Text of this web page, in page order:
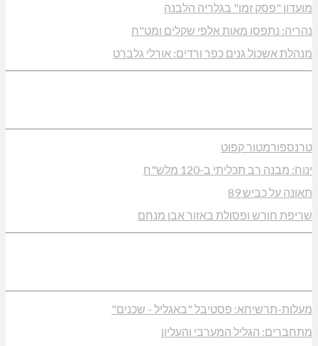
מועדון "פסק זמן" בגלריה הלבנה
נהריה: נתפסו מאות אלפי שקלים ומט"ח
מנהלת אשכול גנים כפר ורדים: אורלי גלברט
טרנספורמטור קפוט
ינוח: מבנה רב תכליתי ב-120 מלש"ח
תאונה על כביש 89
שריפת חורש ופסולת באזור אבן מנחם
מעלות-תרשיחא: פסטיבל "באגליל - שכנים"
מתחברים: הגליל המערבי והעליון